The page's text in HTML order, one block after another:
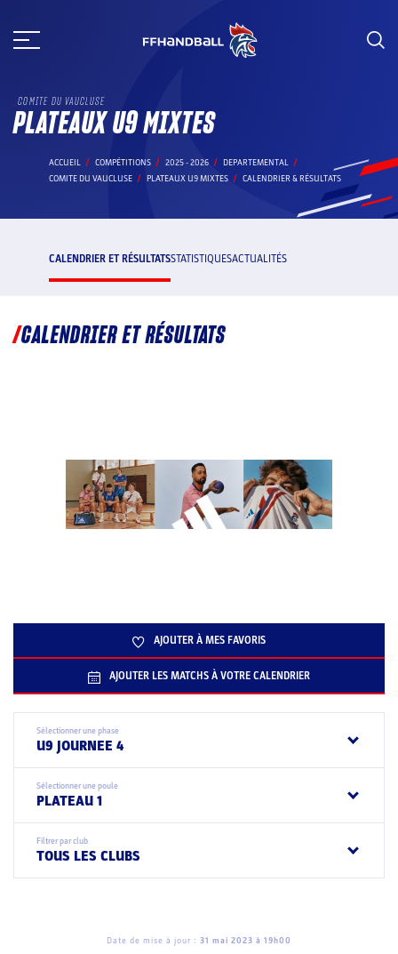
au
COMITE DU VAUCLUSE
PLATEAUX U9 MIXTES
ACCUEIL COMPÉTITIONS 2025 - 2026
DEPARTEMENTAL
COMITE DU VAUCLUSE
PLATEAUX U9 MIXTES CALENDRIER & RÉSULTATS
CALENDRIER ET RÉSULTATSSTATISTIQUESACTUALITÉS
CALENDRIER ET RÉSULTATS
AJOUTER À MES FAVORIS
AJOUTER LES MATCHS À VOTRE CALENDRIER
Sélectionner une phase
U9 JOURNEE 4
Sélectionner une poule
PLATEAU 1
Filtrer par club
TOUS LES CLUBS
Date de mise à jour : 31 mai 2023 à 19h00